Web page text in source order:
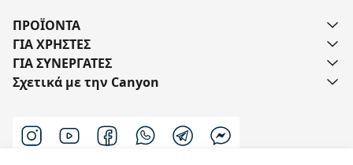
ΠΡΟΪΟΝΤΑ
ΓΙΑ ΧΡΗΣΤΕΣ
ΓΙΑ ΣΥΝΕΡΓΑΤΕΣ
Σχετικά με την Canyon